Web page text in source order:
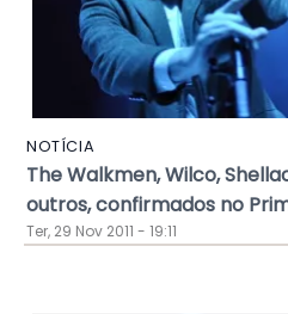
NOTÍCIA
The Walkmen, Wilco,
outros, confirmados no
Ter, 29 Nov 2011 - 19:11